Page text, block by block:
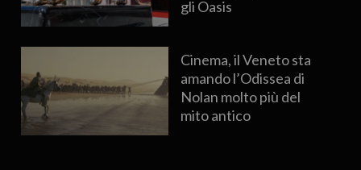
gli Oasis
Cinema, il Veneto sta
amando l’Odissea di
Nolan molto più del
mito antico